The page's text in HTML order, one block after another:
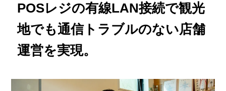
POSレジの有線LAN接続で観光
地でも通信トラブルのない店舗
運営を実現。